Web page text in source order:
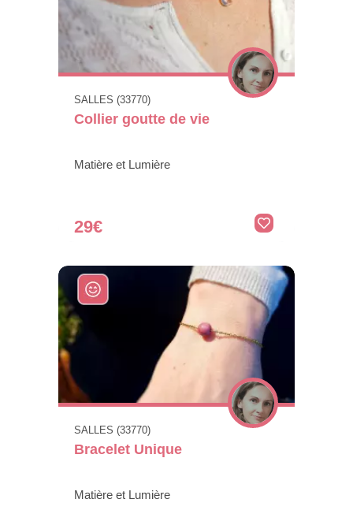
SALLES (33770)
Collier goutte de vie
Matière et Lumière
29€
SALLES (33770)
Bracelet Unique
Matière et Lumière